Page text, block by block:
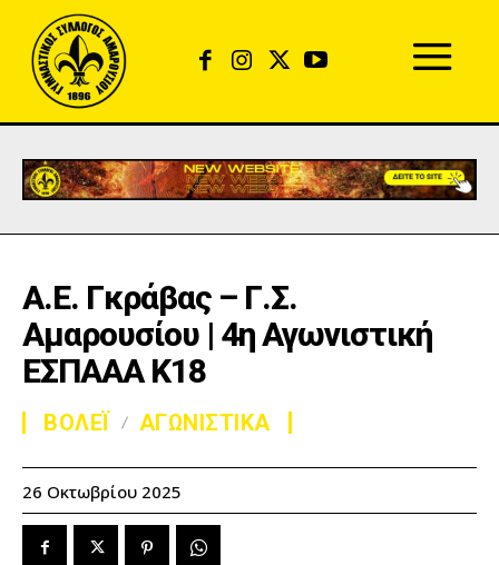
Α.Ε. Γκράβας – Γ.Σ.
Αμαρουσίου | 4η Αγωνιστική
ΕΣΠΑΑΑ Κ18
ΒΟΛΕΪ ΑΓΩΝΙΣΤΙΚΑ
26 Οκτωβρίου 2025